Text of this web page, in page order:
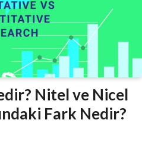
Nitel ve Nicel
Fark Nedir?